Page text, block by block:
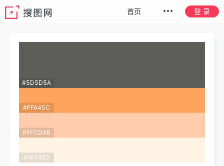
首页 登 录
#5D5D5A
#FFA45C
#FFCDAB
#FFF4E3